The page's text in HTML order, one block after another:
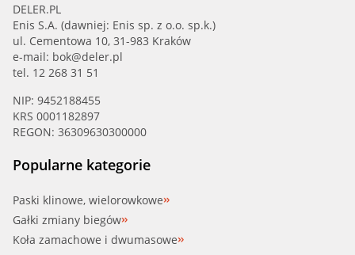
DELER.PL
Enis S.A. (dawniej: Enis sp. z o.o. sp.k.)
ul. Cementowa 10, 31-983 Kraków
e-mail: bok@deler.pl
tel. 12 268 31 51
NIP: 9452188455
KRS 0001182897
REGON: 36309630300000
Popularne kategorie
Paski klinowe, wielorowkowe
Gałki zmiany biegów
Koła zamachowe i dwumasowe